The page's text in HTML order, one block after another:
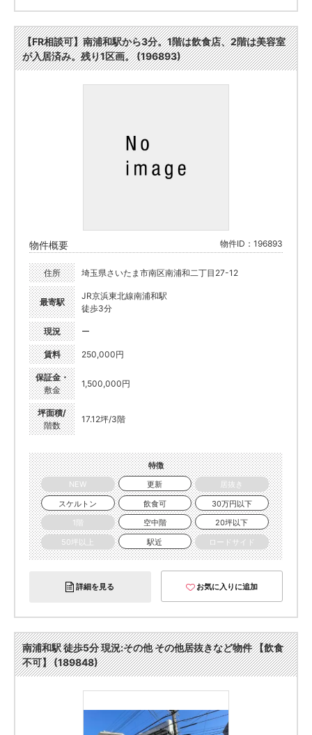
【FR相談可】南浦和駅から3分。1階は飲食店、2階は美容室
が入居済み。残り1区画。 (196893)
物件概要 物件ID：196893
住所 埼玉県さいたま市南区南浦和二丁目27-12
最寄駅
JR京浜東北線南浦和駅
徒歩3分
現況 ー
賃料 250,000円
保証金・
敷金
1,500,000円
坪面積/
階数
17.12坪/3階
特徴
NEW
更新
居抜き
スケルトン
飲食可
30万円以下
1階
空中階
20坪以下
50坪以上
駅近 ロードサイド
詳細を見る お気に入りに追加
南浦和駅 徒歩5分 現況:その他 その他居抜きなど物件 【飲食
不可】 (189848)